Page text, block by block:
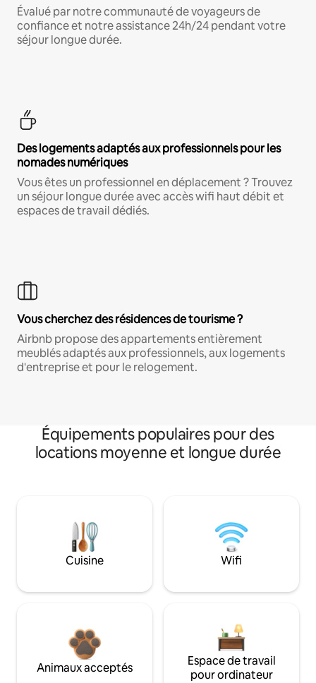
Évalué par notre communauté de voyageurs de
confiance et notre assistance 24h/24 pendant votre
séjour longue durée.
Des logements adaptés aux professionnels pour les
nomades numériques
Vous êtes un professionnel en déplacement ? Trouvez
un séjour longue durée avec accès wifi haut débit et
espaces de travail dédiés.
Vous cherchez des résidences de tourisme ?
Airbnb propose des appartements entièrement
meublés adaptés aux professionnels, aux logements
d'entreprise et pour le relogement.
Équipements populaires pour des
locations moyenne et longue durée
Cuisine Wifi
Animaux acceptés
Espace de travail
pour ordinateur